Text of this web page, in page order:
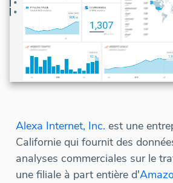
Alexa Internet, Inc. est une
Californie qui fournit des
analyses commerciales sur le
une filiale à part entière d'